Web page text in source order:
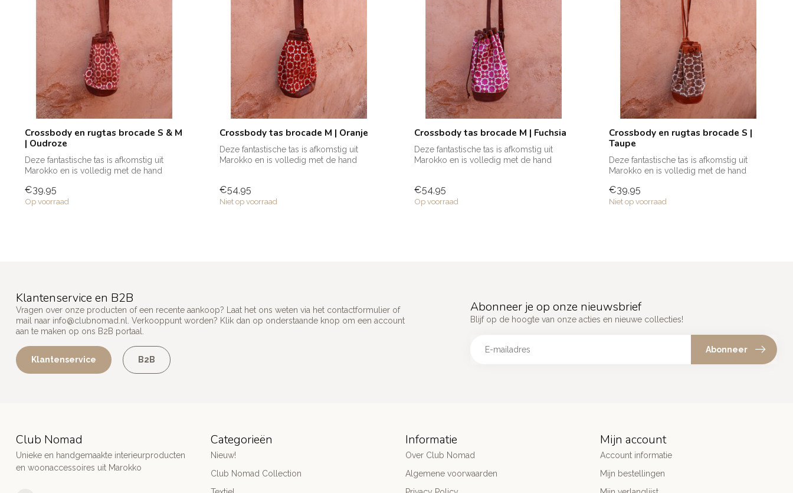
Crossbody en rugtas brocade S & M
| Oudroze
Deze fantastische tas is afkomstig uit
Marokko en is volledig met de hand
€39,95
Op voorraad
Crossbody tas brocade M | Oranje
Deze fantastische tas is afkomstig uit
Marokko en is volledig met de hand
€54,95
Niet op voorraad
Crossbody tas brocade M | Fuchsia
Deze fantastische tas is afkomstig uit
Marokko en is volledig met de hand
€54,95
Op voorraad
Crossbody en rugtas brocade S |
Taupe
Deze fantastische tas is afkomstig uit
Marokko en is volledig met de hand
€39,95
Niet op voorraad
Klantenservice en B2B
Vragen over onze producten of een recente aankoop? Laat het ons weten via het contactformulier of
mail naar info@clubnomad.nl . Verkooppunt worden? Klik dan op onderstaande knop om een account
aan te maken op ons B2B portaal.
Klantenservice B2B
Abonneer je op onze nieuwsbrief
Blijf op de hoogte van onze acties en nieuwe collecties!
Abonneer
Club Nomad
Unieke en handgemaakte interieurproducten
en woonaccessoires uit Marokko
Categorieën
Nieuw!
Club Nomad Collection
Informatie
Over Club Nomad
Algemene voorwaarden
Mijn account
Account informatie
Mijn bestellingen